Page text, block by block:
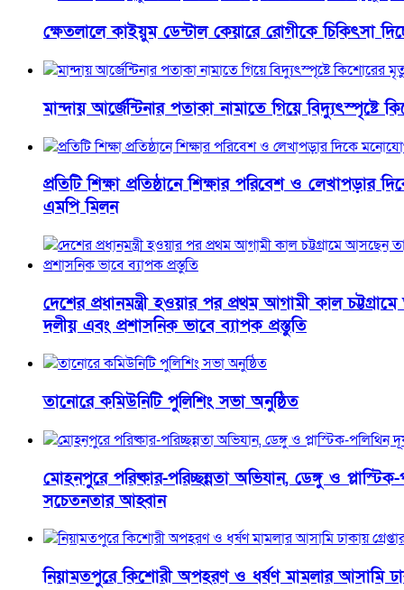
ক্ষেতলালে কাইয়ুম ডেন্টাল কেয়ারে রোগীকে চিকিৎসা
মান্দায় আর্জেন্টিনার পতাকা নামাতে গিয়ে বিদ্যুৎস্পৃষ্টে
প্রতিটি শিক্ষা প্রতিষ্ঠানে শিক্ষার পরিবেশ ও লেখাপড়ার
এমপি মিলন
দেশের প্রধানমন্ত্রী হওয়ার পর প্রথম আগামী কাল
দলীয় এবং প্রশাসনিক ভাবে ব্যাপক প্রস্তুতি
তানোরে কমিউনিটি পুলিশিং সভা অনুষ্ঠিত
মোহনপুরে পরিষ্কার-পরিচ্ছন্নতা অভিযান, ডেঙ্গু ও
সচেতনতার আহ্বান
নিয়ামতপুরে কিশোরী অপহরণ ও ধর্ষণ মামলার আসামি